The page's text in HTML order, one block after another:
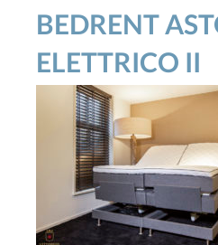
BEDRENT
ELETTRICO II